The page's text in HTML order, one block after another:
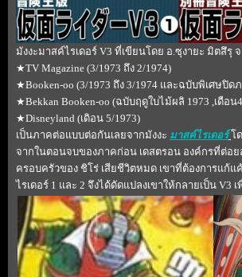
มังงะมาสค์ไรเดอร์ V3 ที่เขียนโดย อ.ซุงายะ มิตสึรุ
★TV Magazine (3/1973 ถึง 2/1974)
★Booken-oo (3/1973 ถึง 3/1974 และฉบับพิเศษปิด
★Bekkan Booken-oo (ฉบับฤดูใบไม้ผลิ 1973 ,เดือน
★Disneyland (เดิอน 5/1973)
เป็นภาคต่อแบบต่อกันเลยจากมังงะ มาสค์ไรเดอร์ ด
จากในตอนจบของภาคก่อน เดสตรอน องค์กรที่ต่อย
ครอบครัวของ ชิโร่ เสียชีวิตหมด เขาที่ต้องการแก้
ไรเดอร์ 1 และ 2 จึงได้ดัดแปลงเขาให้กลายเป็น V3